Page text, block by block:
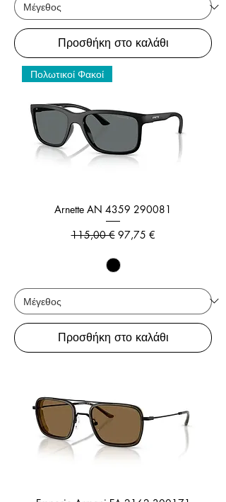
Προσθήκη στο καλάθι
Πολωτικοί Φακοί
Arnette AN 4359 290081
Κανονική τιμή
115,00 € Τιμή Έκπτωσης
97,75 €
Προσθήκη στο καλάθι